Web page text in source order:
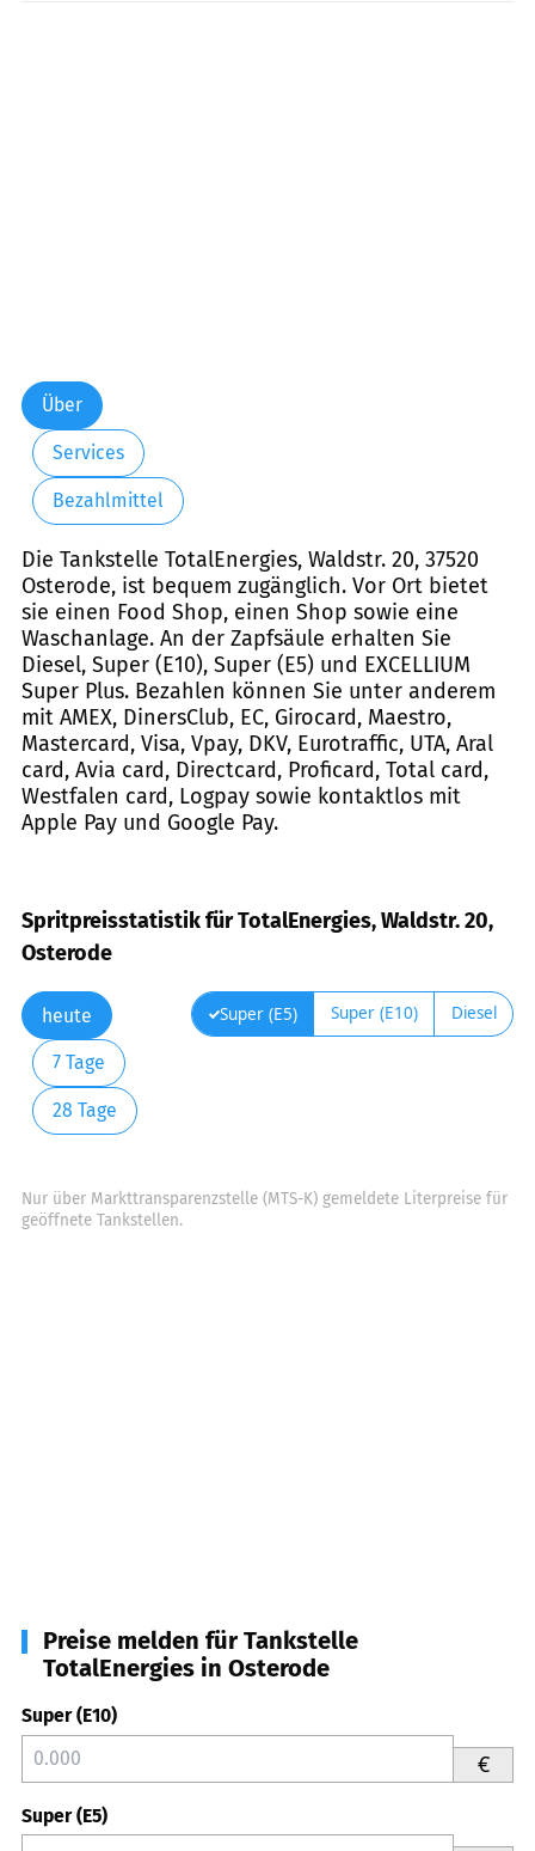
Über
Services
Bezahlmittel
Die Tankstelle TotalEnergies, Waldstr. 20, 37520
Osterode, ist bequem zugänglich. Vor Ort bietet
sie einen Food Shop, einen Shop sowie eine
Waschanlage. An der Zapfsäule erhalten Sie
Diesel, Super (E10), Super (E5) und EXCELLIUM
Super Plus. Bezahlen können Sie unter anderem
mit AMEX, DinersClub, EC, Girocard, Maestro,
Mastercard, Visa, Vpay, DKV, Eurotraffic, UTA, Aral
card, Avia card, Directcard, Proficard, Total card,
Westfalen card, Logpay sowie kontaktlos mit
Apple Pay und Google Pay.
Spritpreisstatistik für TotalEnergies, Waldstr. 20,
Osterode
heute
7 Tage
28 Tage
Super (E5) Super (E10) Diesel
Nur über Markttransparenzstelle (MTS-K) gemeldete Literpreise für
geöffnete Tankstellen.
Preise melden für Tankstelle
TotalEnergies in Osterode
Super (E10)
€
Super (E5)